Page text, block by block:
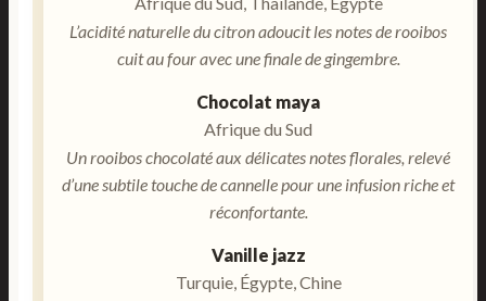
L’acidité naturelle du citron adoucit les notes de rooibos
cuit au four avec une finale de gingembre.
Chocolat maya
Afrique du Sud
Un rooibos chocolaté aux délicates notes florales, relevé
d’une subtile touche de cannelle pour une infusion riche et
réconfortante.
Vanille jazz
Turquie, Égypte, Chine